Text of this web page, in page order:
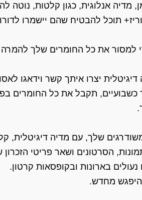
מדיה אנלוגית, כגון קלטות, נוטה
תוכל להבטיח שהם יישמרו
למסור את כל החומרים שלך להמרה
יצרו איתך קשר וידאגו
כשבועיים, תקבל את כל החומרים
שלך, עם מדיה דיגיטלית,
הסרטונים ושאר פריטי
נעולים בארונות ובקופסאות קרטון.
מחדש.